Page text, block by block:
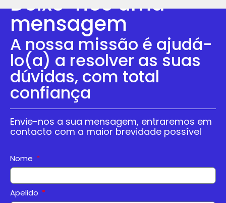
mensagem
A nossa missão é ajudá-
lo(a) a resolver as suas
dúvidas, com total
confiança
Envie-nos a sua mensagem, entraremos em
contacto com a maior brevidade possível
Nome
Apelido